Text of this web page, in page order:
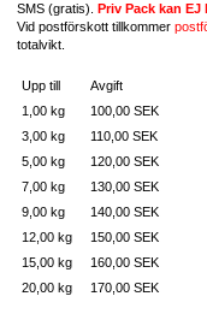
SMS (gratis). Priv Pack kan
Vid postförskott tillkommer
totalvikt.
Upp till
Avgift
1,00 kg
100,00 SEK
3,00 kg
110,00 SEK
5,00 kg
120,00 SEK
7,00 kg
130,00 SEK
9,00 kg
140,00 SEK
12,00 kg
150,00 SEK
15,00 kg
160,00 SEK
20,00 kg
170,00 SEK